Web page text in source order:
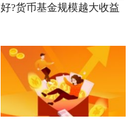
好?货币基金规模越大收益